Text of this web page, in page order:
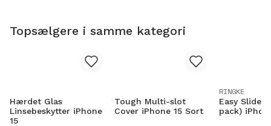
Topsælgere i samme kategori
Hærdet Glas
Linsebeskytter iPhone
15
Tough Multi-slot
Cover iPhone 15 Sort
RINGKE
Easy Slide
pack)